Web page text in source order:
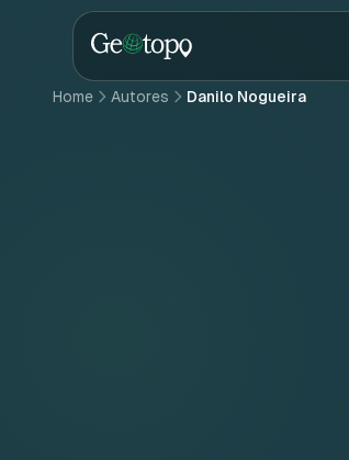
Skip to main content
Home Autores Danilo Nogueira